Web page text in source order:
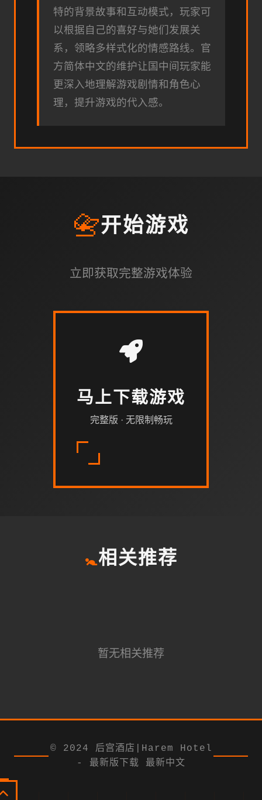
特的背景故事和互动模式，玩家可
以根据自己的喜好与她们发展关
系，领略多样式化的情感路线。官
方简体中文的维护让国中间玩家能
更深入地理解游戏剧情和角色心
理，提升游戏的代入感。
📇开始游戏
立即获取完整游戏体验
马上下载游戏
完整版 · 无限制畅玩
🚼相关推荐
暂无相关推荐
© 2024 后宫酒店|Harem Hotel
- 最新版下载 最新中文